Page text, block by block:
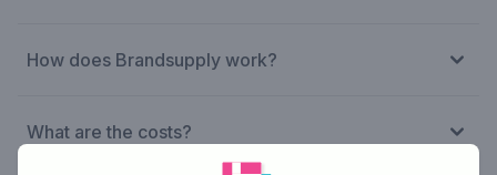
How does Brandsupply work?
What are the costs?